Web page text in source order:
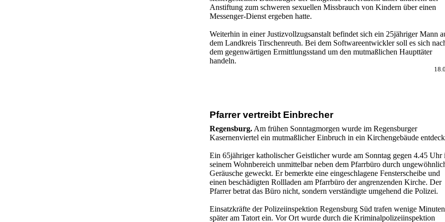
Anstiftung zum schweren sexuellen Missbrauch von Kindern über einen
Messenger-Dienst ergeben hatte.
Weiterhin in einer Justizvollzugsanstalt befindet sich ein 25jähriger Mann
dem Landkreis Tirschenreuth. Bei dem Softwareentwickler soll es sich
dem gegenwärtigen Ermittlungsstand um den mutmaßlichen Haupttäter
handeln.
Pfarrer vertreibt Einbrecher
Regensburg. Am frühen Sonntagmorgen wurde im Regensburger
Kasernenviertel ein mutmaßlicher Einbruch in ein Kirchengebäude
Ein 65jähriger katholischer Geistlicher wurde am Sonntag gegen 4.45 Uhr
seinem Wohnbereich unmittelbar neben dem Pfarrbüro durch
Geräusche geweckt. Er bemerkte eine eingeschlagene Fensterscheibe und
einen beschädigten Rollladen am Pfarrbüro der angrenzenden Kirche. Der
Pfarrer betrat das Büro nicht, sondern verständigte umgehend die Polizei.
Einsatzkräfte der Polizeiinspektion Regensburg Süd trafen wenige Minuten
später am Tatort ein. Vor Ort wurde durch die Kriminalpolizeiinspektion